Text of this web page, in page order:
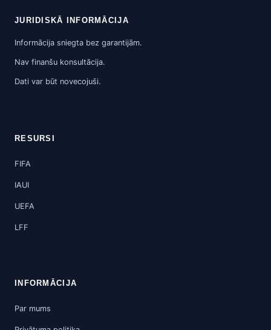
JURIDISKĀ INFORMĀCIJA
Informācija sniegta bez garantijām.
Nav finanšu konsultācija.
Dati var būt novecojuši.
RESURSI
FIFA
IAUI
UEFA
LFF
INFORMĀCIJA
Par mums